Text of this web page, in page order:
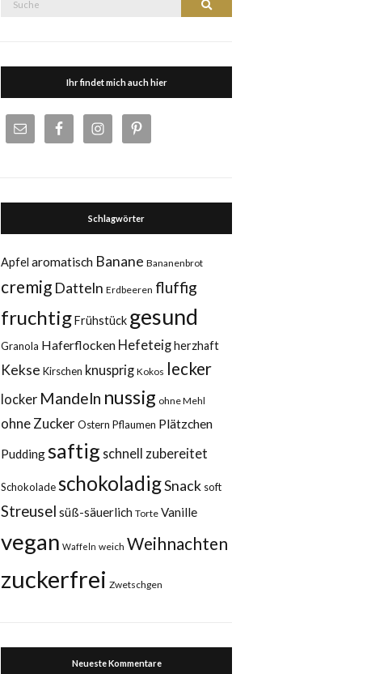
Suche
Ihr findet mich auch hier
Schlagwörter
Apfel aromatisch Banane Bananenbrot
cremig Datteln Erdbeeren fluffig
fruchtigFrühstück gesund
Granola Haferflocken Hefeteigherzhaft
Kekse Kirschen knusprig Kokos lecker
locker Mandeln nussig ohne Mehl
ohne Zucker Ostern Pflaumen Plätzchen
Puddingsaftig schnell zubereitet
Schokolade schokoladigSnack soft
Streusel süß-säuerlich Torte Vanille
vegan Waffeln weich Weihnachten
zuckerfrei Zwetschgen
Neueste Kommentare